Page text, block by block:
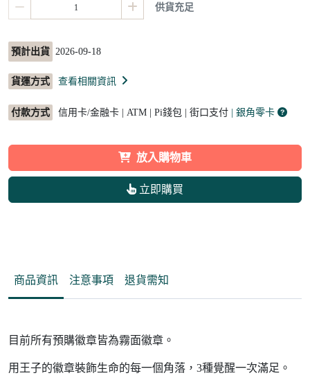
供貨充足
預計出貨 2026-09-18
貨運方式 查看相關資訊
付款方式 信用卡/金融卡 | ATM | Pi錢包 | 街口支付 | 銀角零卡
放入購物車
立即購買
商品資訊 注意事項 退貨需知
目前所有預購徽章皆為霧面徽章。
用王子的徽章裝飾生命的每一個角落，3種覺醒一次滿足。